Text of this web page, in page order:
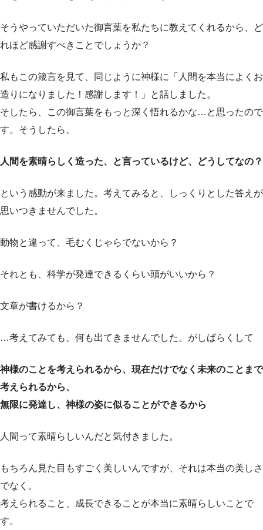
そうやっていただいた御言葉を私たちに教えてくれるから、ど
れほど感謝すべきことでしょうか？
私もこの箴言を見て、同じように神様に「人間を本当によくお
造りになりました！感謝します！」と話しました。
そしたら、この御言葉をもっと深く悟れるかな…と思ったので
す。そうしたら、
人間を素晴らしく造った、と言っているけど、どうしてなの？
という感動が来ました。考えてみると、しっくりとした答えが
思いつきませんでした。
動物と違って、毛むくじゃらでないから？
それとも、科学が発達できるくらい頭がいいから？
文章が書けるから？
…考えてみても、何も出てきませんでした。がしばらくして
神様のことを考えられるから、現在だけでなく未来のことまで
考えられるから、
無限に発達し、神様の姿に似ることができるから
人間って素晴らしいんだと気付きました。
もちろん見た目もすごく美しいんですが、それは本当の美しさ
でなく。
考えられること、成長できることが本当に素晴らしいことで
す。